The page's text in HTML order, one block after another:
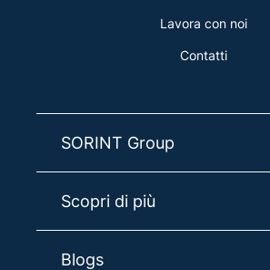
Lavora con noi
Contatti
SORINT Group
Scopri di più
Blogs